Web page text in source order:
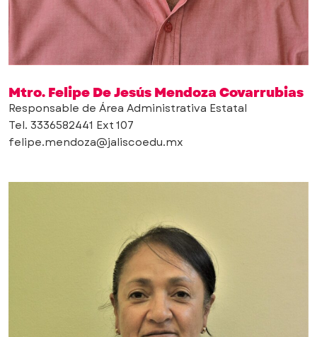
Mtro. Felipe De Jesús Mendoza Covarrubias
Responsable de Área Administrativa Estatal
Tel. 3336582441 Ext 107
felipe.mendoza@jaliscoedu.mx